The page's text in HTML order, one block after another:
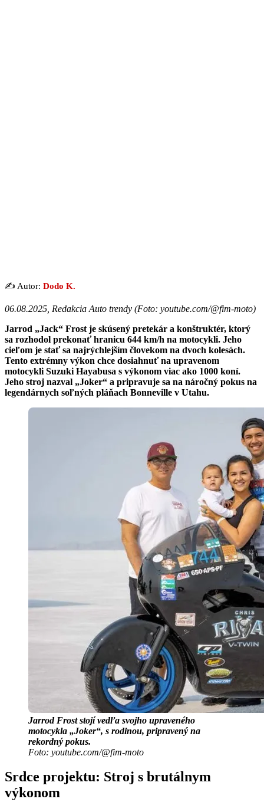
✍️ Autor: Dodo K.
06.08.2025, Redakcia Auto trendy (Foto: youtube.com/@fim-moto)
Jarrod „Jack“ Frost je skúsený pretekár a konštruktér, ktorý
sa rozhodol prekonať hranicu 644 km/h na motocykli. Jeho
cieľom je stať sa najrýchlejším človekom na dvoch kolesách.
Tento extrémny výkon chce dosiahnuť na upravenom
motocykli Suzuki Hayabusa s výkonom viac ako 1000 koní.
Jeho stroj nazval „Joker“ a pripravuje sa na náročný pokus na
legendárnych soľných pláňach Bonneville v Utahu.
Jarrod Frost stojí vedľa svojho upraveného
motocykla „Joker“, s rodinou, pripravený na
rekordný pokus.
Foto: youtube.com/@fim-moto
Srdce projektu: Stroj s brutálnym
výkonom